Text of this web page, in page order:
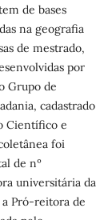
de bases
na geografia
de mestrado,
por
Grupo de
cadastrado
Científico e
foi
de nº
universitária da
Pró-reitora de